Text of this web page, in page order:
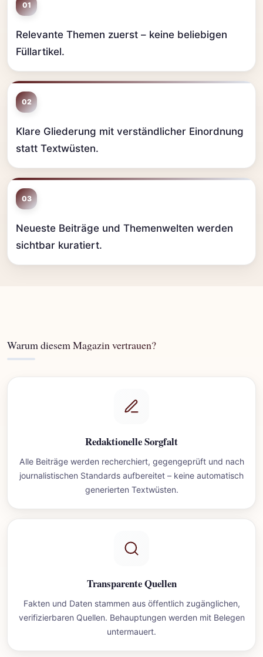
01
Relevante Themen zuerst – keine beliebigen
Füllartikel.
02
Klare Gliederung mit verständlicher Einordnung
statt Textwüsten.
03
Neueste Beiträge und Themenwelten werden
sichtbar kuratiert.
Warum diesem Magazin vertrauen?
Redaktionelle Sorgfalt
Alle Beiträge werden recherchiert, gegengeprüft und nach
journalistischen Standards aufbereitet – keine automatisch
generierten Textwüsten.
Transparente Quellen
Fakten und Daten stammen aus öffentlich zugänglichen,
verifizierbaren Quellen. Behauptungen werden mit Belegen
untermauert.